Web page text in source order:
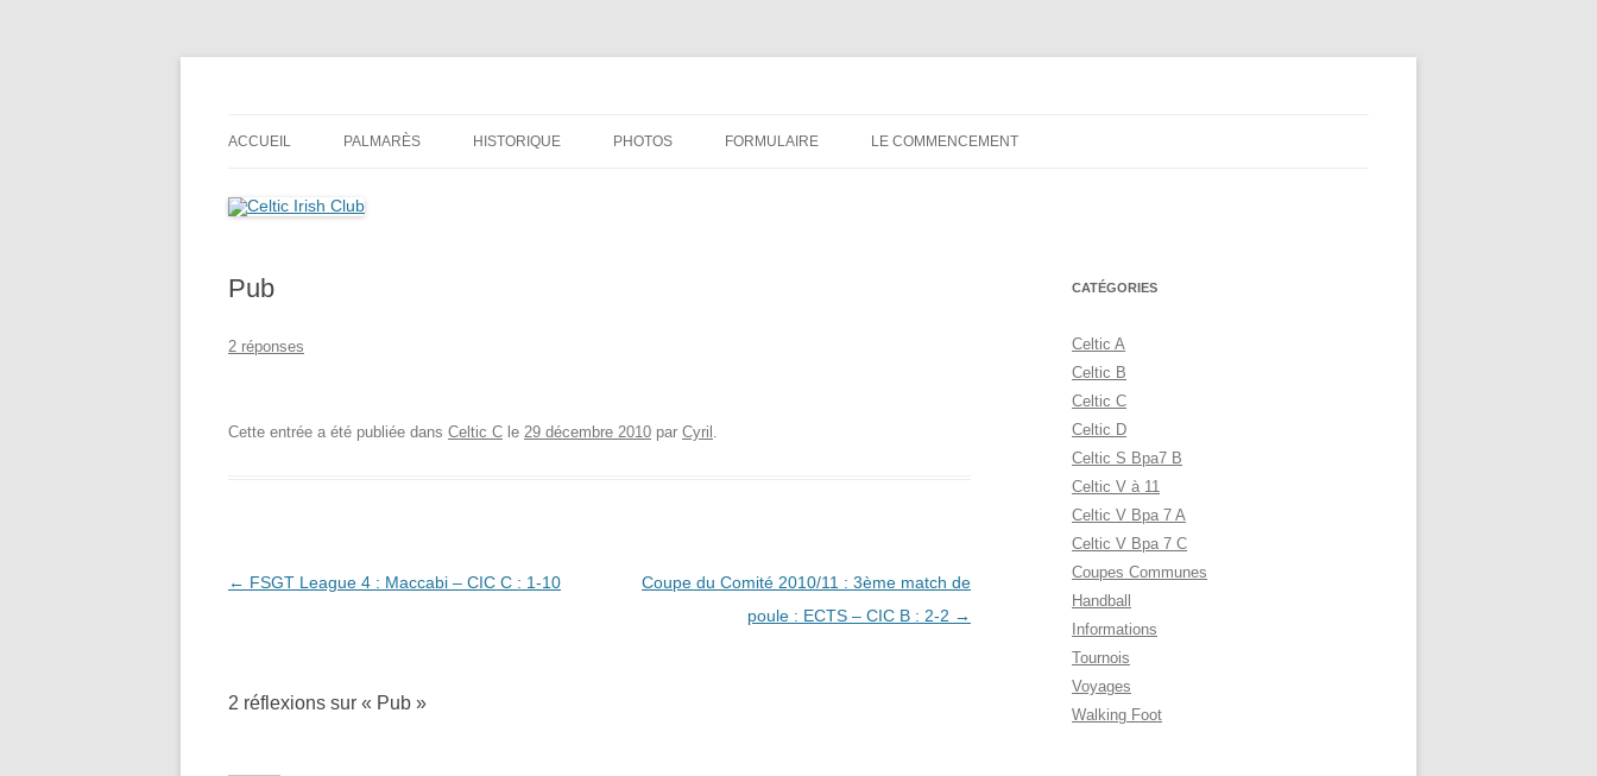
ACCUEIL PALMARÈS HISTORIQUE PHOTOS
NICE 2008
RENNES 2011
FORMULAIRE LE COMMENCEMENT
Pub
2 réponses
Cette entrée a été publiée dans Celtic C le 29 décembre 2010 par Cyril .
Navigation
← FSGT League 4 : Maccabi – CIC C : 1-10
Coupe du Comité 2010/11 : 3ème match de
poule : ECTS – CIC B : 2-2 →
2 réflexions sur « Pub »
CATÉGORIES
Celtic A
Celtic B
Celtic C
Celtic D
Celtic S Bpa7 B
Celtic V à 11
Celtic V Bpa 7 A
Celtic V Bpa 7 C
Coupes Communes
Handball
Informations
Tournois
Voyages
Walking Foot